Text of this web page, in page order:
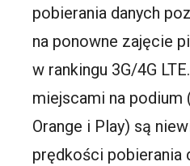
pobierania danych
na ponowne zajęcie
w rankingu 3G/4G
miejscami na podium
Orange i Play) są
prędkości pobierania